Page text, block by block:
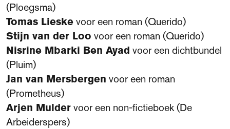
(Ploegsma)
Tomas Lieskevoor een roman (Querido)
Stijn van der Loo voor een roman (Querido)
Nisrine Mbarki Ben Ayad voor een dichtbundel
(Pluim)
Jan van Mersbergen voor een roman
(Prometheus)
Arjen Muldervoor een non-fictieboek (De
Arbeiderspers)